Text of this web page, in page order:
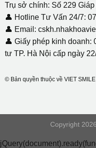
Trụ sở chính: Số 229
👤 Hotline Tư Vấn 24/7:
👤 Email:
👤 Giấy phép kinh
tư TP. Hà Nội cấp ngày
© Bản quyền thuộc về VIET SMILE
Copyright